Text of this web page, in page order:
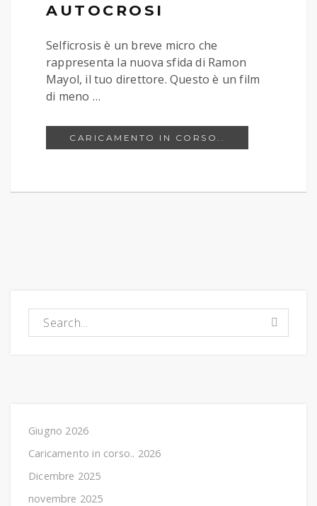
AUTOCROSI
Selficrosis è un breve micro che
rappresenta la nuova sfida di Ramon
Mayol, il tuo direttore. Questo è un film
di meno …
CARICAMENTO IN CORSO..
Caricamento in corso..:
Giugno 2026
Caricamento in corso.. 2026
Dicembre 2025
novembre 2025